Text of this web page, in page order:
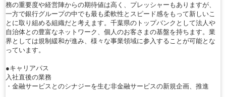
務の重要度や経営陣からの期待値は高く、プレッシャーもありますが、
一方で銀行グループの中でも最も柔軟性とスピード感をもって新しいこ
とに取り組める組織だと考えます。千葉県のトップバンクとして法人や
自治体との豊富なネットワーク、個人のお客さまの基盤を持ちます。業
界としては規制緩和が進み、様々な事業領域に参入することが可能とな
っています。
●キャリアパス
入社直後の業務
・金融サービスとのシナジーを生む非金融サービスの新規企画、推進